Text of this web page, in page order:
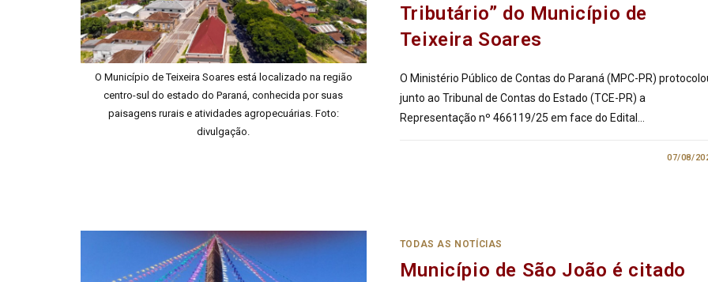
O Município de Teixeira Soares está localizado na região
centro-sul do estado do Paraná, conhecida por suas
paisagens rurais e atividades agropecuárias. Foto:
divulgação.
Tributário” do Município de
Teixeira Soares
O Ministério Público de Contas do Paraná (MPC-PR)
junto ao Tribunal de Contas do Estado (TCE-PR) a
Representação nº 466119/25 em face do Edital…
07/08/
TODAS AS NOTÍCIAS
Município de São João é citado